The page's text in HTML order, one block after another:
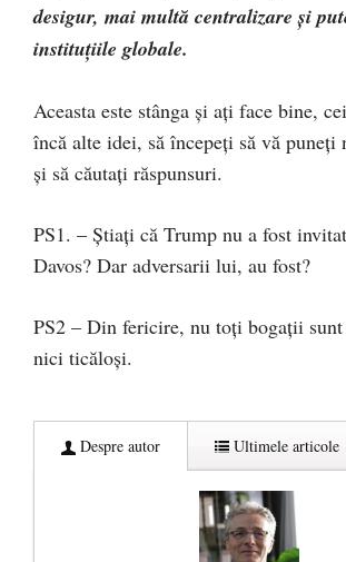
desigur, mai multă centralizare şi
instituţiile globale.
Aceasta este stânga şi aţi face bine,
încă alte idei, să începeţi să vă puneţi
şi să căutaţi răspunsuri.
PS1. – Ştiaţi că Trump nu a fost
Davos? Dar adversarii lui, au fost?
PS2 – Din fericire, nu toţi bogaţii sunt
nici ticăloşi.
Despre autor Ultimele articole